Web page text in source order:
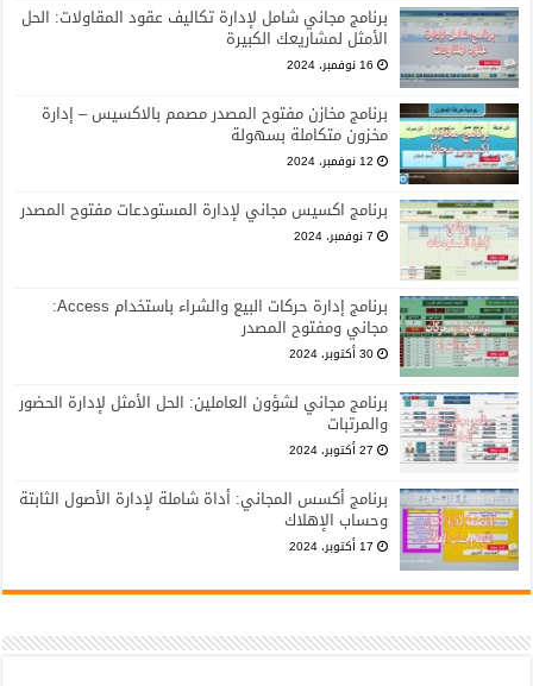
برنامج مجاني شامل لإدارة تكاليف عقود المقاولات: الحل
الأمثل لمشاريعك الكبيرة
16 نوفمبر، 2024
برنامج مخازن مفتوح المصدر مصمم بالاكسيس – إدارة
مخزون متكاملة بسهولة
12 نوفمبر، 2024
برنامج اكسيس مجاني لإدارة المستودعات مفتوح المصدر
7 نوفمبر، 2024
برنامج إدارة حركات البيع والشراء باستخدام Access:
مجاني ومفتوح المصدر
30 أكتوبر، 2024
برنامج مجاني لشؤون العاملين: الحل الأمثل لإدارة الحضور
والمرتبات
27 أكتوبر، 2024
برنامج أكسس المجاني: أداة شاملة لإدارة الأصول الثابتة
وحساب الإهلاك
17 أكتوبر، 2024